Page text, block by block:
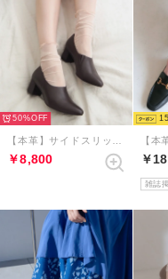
50%
【本革】サイドスリットエラスティックブーティ （ダークブラウン）
￥8,800
15
￥
雑誌